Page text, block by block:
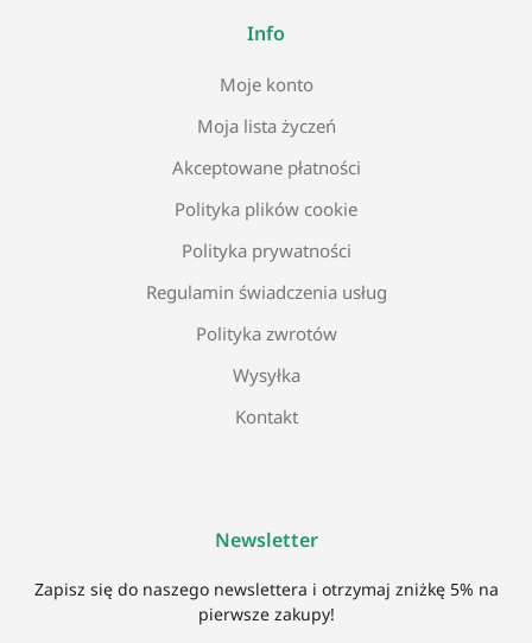
Info
Moje konto
Moja lista życzeń
Akceptowane płatności
Polityka plików cookie
Polityka prywatności
Regulamin świadczenia usług
Polityka zwrotów
Wysyłka
Kontakt
Newsletter
Zapisz się do naszego newslettera i otrzymaj zniżkę 5% na
pierwsze zakupy!